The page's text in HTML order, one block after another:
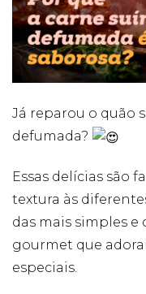
Já reparou o quão
defumada?
Essas delícias são
textura às
das mais simples e
gourmet que
especiais.